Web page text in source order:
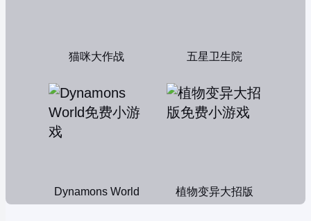
猫咪大作战 五星卫生院
Dynamons World 植物变异大招版